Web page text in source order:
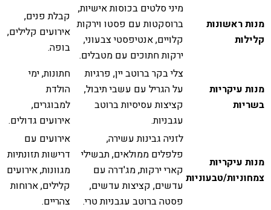
מנות ראשונות
קלילות
מיני סלטים בכוסות אישיות,
ברוסקטות עם פסטו וירקות
קלויים, אנטיפסטי צבעוני,
ירקות חתוכים עם מטבלים.
קבלת פנים,
אירועים קלילים,
בופה.
מנות עיקריות
בשריות
צלי בקר ברוטב יין, פרגיות
על הגריל עם עשבי תיבול,
קציצות עסיסיות ברוטב
עגבניות.
חתונות, ימי
הולדת
למבוגרים,
אירועים גדולים.
מנות עיקריות
צמחוניות/טבעוניות
לזניה גבינות עשירה,
פלפלים ממולאים, תבשילי
קארי ירקות, מג'דרה עם
עדשים, קציצות עדשים,
פסטה ברוטב עגבניות טרי.
אירועים עם
דרישות תזונתיות
מגוונות, אירועים
קלילים, ארוחות
צהריים.